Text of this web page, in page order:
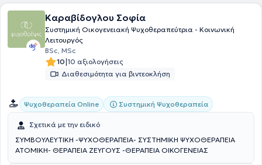
Καραβίδογλου Σοφία
Συστημική Οικογενειακή Ψυχοθεραπεύτρια - Κοινωνική
Λειτουργός
BSc, MSc
10|10 αξιολογήσεις
Διαθεσιμότητα για βιντεοκλήση
Ψυχοθεραπεία Online Συστημική Ψυχοθεραπεία
Σχετικά με την ειδικό
ΣΥΜΒΟΥΛΕΥΤΙΚΗ -ΨΥΧΟΘΕΡΑΠΕΙΑ- ΣΥΣΤΗΜΙΚΗ ΨΥΧΟΘΕΡΑΠΕΙΑ
ΑΤΟΜΙΚΗ- ΘΕΡΑΠΕΙΑ ΖΕΥΓΟΥΣ -ΘΕΡΑΠΕΙΑ ΟΙΚΟΓΕΝΕΙΑΣ